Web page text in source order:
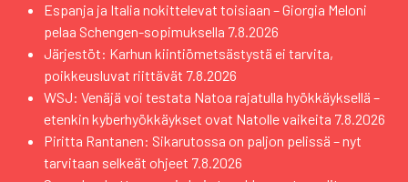
Espanja ja Italia nokittelevat toisiaan – Giorgia Meloni
pelaa Schengen-sopimuksella 7.8.2026
Järjestöt: Karhun kiintiömetsästystä ei tarvita,
poikkeusluvat riittävät 7.8.2026
WSJ: Venäjä voi testata Natoa rajatulla hyökkäyksellä –
etenkin kyberhyökkäykset ovat Natolle vaikeita 7.8.2026
Piritta Rantanen: Sikarutossa on paljon pelissä – nyt
tarvitaan selkeät ohjeet 7.8.2026